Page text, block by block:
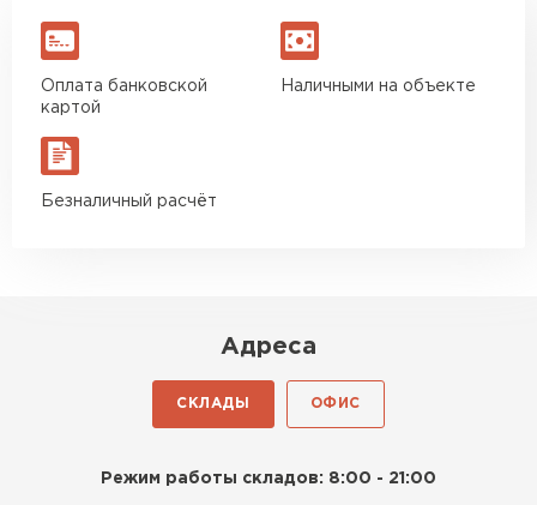
Оплата банковской
картой
Наличными на объекте
Безналичный расчёт
Адреса
СКЛАДЫ ОФИС
Режим работы складов: 8:00 - 21:00